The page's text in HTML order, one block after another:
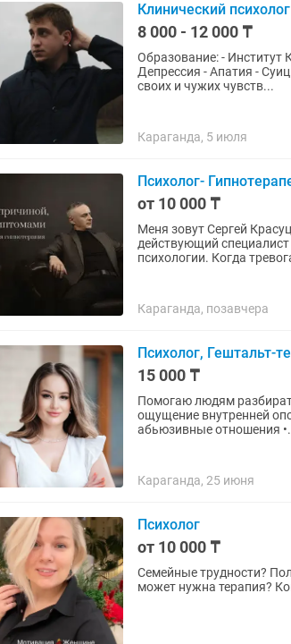
Клинический психолог
8 000 - 12 000 ₸
Образование: - Институт Карвасарского - Московский институт психоанализа С чем работаю: -
Депрессия - Апатия -
своих и чужих чувств...
Караганда, 5 июля
Психолог-
от 10 000 ₸
Меня зовут Сергей
действующий специалист в American
психолoгии. Когда
Караганда, позавчера
Психолог, Гештальт-
15 000 ₸
Помогаю людям
ощущение внутренней опоры. Работаю со следующими запросами: • сложности в
абьюзивные отношения
Караганда, 25 июня
Психолог
от 10 000 ₸
Семейные трудности?
может нужна терапия?